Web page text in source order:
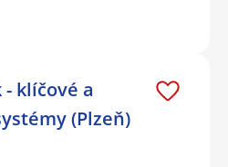
klíčové a
(Plzeň)